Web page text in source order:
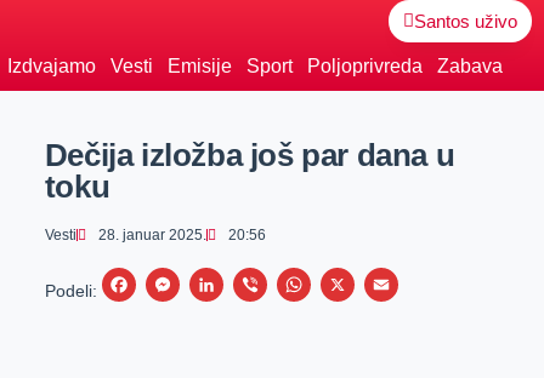
Santos uživo
Izdvajamo Vesti Emisije Sport Poljoprivreda Zabava
Dečija izložba još par dana u
toku
Vesti 28. januar 2025. 20:56
Podeli:
F
M
L
V
W
X
E